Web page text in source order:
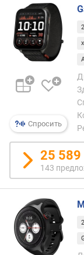
(
г
)
и
т
е
е
й
с
п
о
д
к
л
ю
ч
е
Спросить
25
143